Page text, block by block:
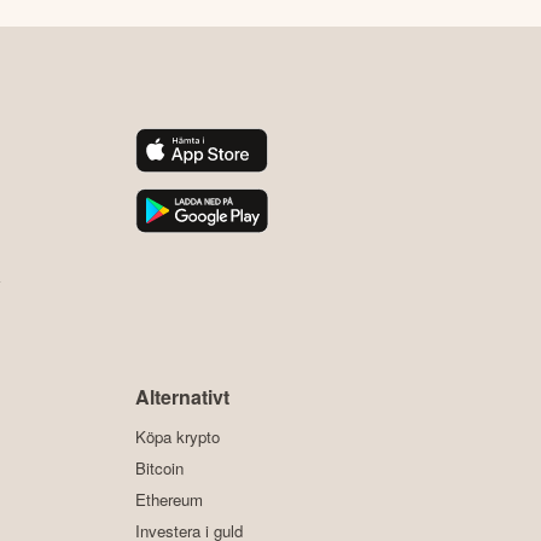
Alternativt
Köpa krypto
Bitcoin
Ethereum
Investera i guld